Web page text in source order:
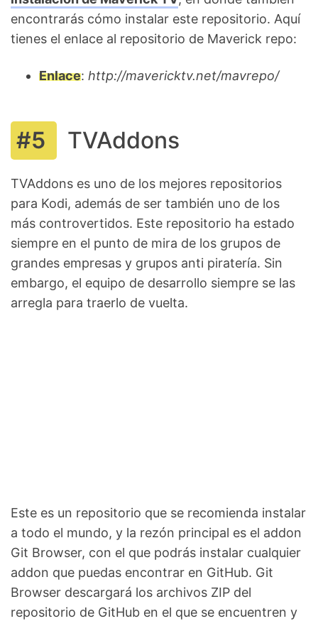
encontrarás cómo instalar este repositorio. Aquí
tienes el enlace al repositorio de Maverick repo:
Enlace: http://mavericktv.net/mavrepo/
TVAddons
TVAddons es uno de los mejores repositorios
para Kodi, además de ser también uno de los
más controvertidos. Este repositorio ha estado
siempre en el punto de mira de los grupos de
grandes empresas y grupos anti piratería. Sin
embargo, el equipo de desarrollo siempre se las
arregla para traerlo de vuelta.
Este es un repositorio que se recomienda instalar
a todo el mundo, y la rezón principal es el addon
Git Browser, con el que podrás instalar cualquier
addon que puedas encontrar en GitHub. Git
Browser descargará los archivos ZIP del
repositorio de GitHub en el que se encuentren y